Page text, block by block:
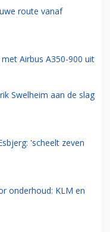
route vanaf
Airbus A350-900 uit
Swelheim aan de slag
'scheelt zeven
onderhoud: KLM en